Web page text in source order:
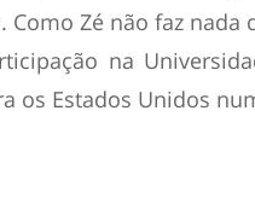
Como Zé não faz nada
na
os Estados Unidos